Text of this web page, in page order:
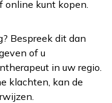
online kunt kopen.
Bespreek dit dan
of u
in uw regio.
klachten, kan de